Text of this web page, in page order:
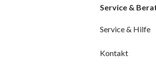
Service &
Service & Hilfe
Kontakt